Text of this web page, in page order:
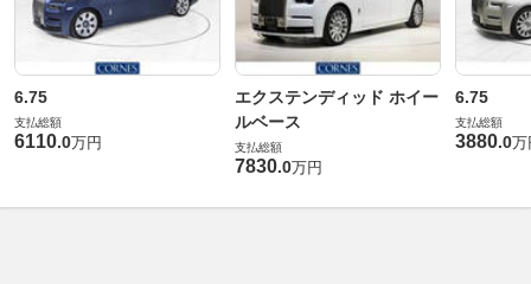
6.75
支払総額
6110.0万円
エクステンディッド ホイー
ルベース
支払総額
7830.0万円
6.75
支払総額
3880.0万